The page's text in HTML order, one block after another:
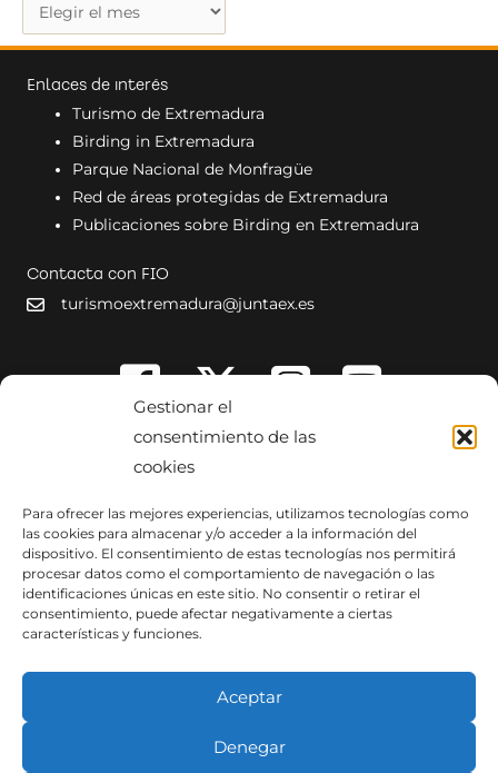
Gestionar el
consentimiento de las
cookies
Para ofrecer las mejores experiencias, utilizamos tecnologías como
las cookies para almacenar y/o acceder a la información del
dispositivo. El consentimiento de estas tecnologías nos permitirá
procesar datos como el comportamiento de navegación o las
identificaciones únicas en este sitio. No consentir o retirar el
consentimiento, puede afectar negativamente a ciertas
características y funciones.
Aceptar
Denegar
r
á
n
a
s
Enlaces de interés
Turismo de Extremadura
Birding in Extremadura
Parque Nacional de Monfragüe
Red de áreas protegidas de Extremadura
Publicaciones sobre Birding en Extremadura
Contacta con FIO
turismoextremadura@juntaex.es
Copyright © 2014-2026 Dirección General de Turismo. Todos los